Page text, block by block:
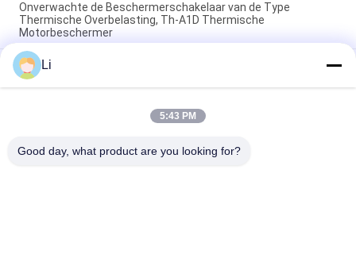
Onverwachte de Beschermerschakelaar van de Type
Thermische Overbelasting, Th-A1D Thermische
Motorbeschermer
Schakelaar normaal Open Type van de plastic Geval
Thermisch Bescherming voor Verlichtingsinrichtingen
De hoge Gevoelige Thermische Beschermers van de de
Schakelaar Resettable Thermische Zekering van de
Li
5:43 PM
Good day, what product are you looking for?